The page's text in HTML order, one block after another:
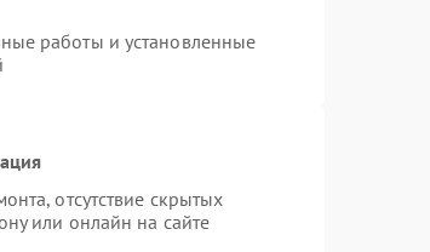
работы и установленные
отсутствие скрытых
или онлайн на сайте